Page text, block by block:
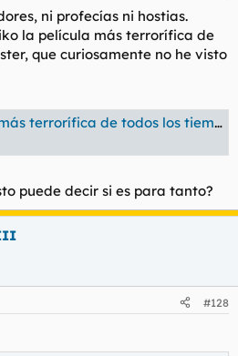
ni profecías ni hostias.
la película más terrorífica de
que curiosamente no he visto
terrorífica de todos los tiempos
puede decir si es para tanto?
#128